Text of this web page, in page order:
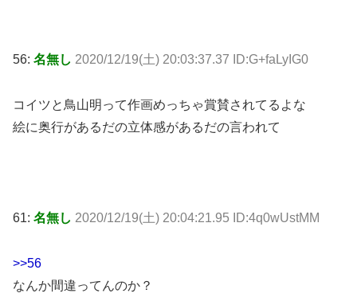
56: 名無し 2020/12/19(土) 20:03:37.37 ID:G+faLyIG0
コイツと鳥山明って作画めっちゃ賞賛されてるよな
絵に奥行があるだの立体感があるだの言われて
61: 名無し 2020/12/19(土) 20:04:21.95 ID:4q0wUstMM
>>56
なんか間違ってんのか？